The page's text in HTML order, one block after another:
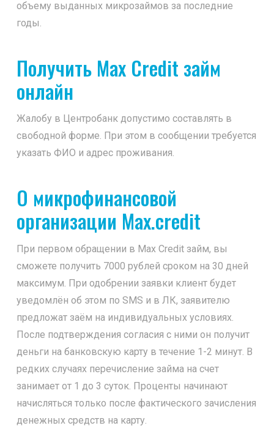
объему выданных микрозаймов за последние
годы.
Получить Max Credit займ
онлайн
Жалобу в Центробанк допустимо составлять в
свободной форме. При этом в сообщении требуется
указать ФИО и адрес проживания.
О микрофинансовой
организации Max.credit
При первом обращении в Max Credit займ, вы
сможете получить 7000 рублей сроком на 30 дней
максимум. При одобрении заявки клиент будет
уведомлён об этом по SMS и в ЛК, заявителю
предложат заём на индивидуальных условиях.
После подтверждения согласия с ними он получит
деньги на банковскую карту в течение 1-2 минут. В
редких случаях перечисление займа на счет
занимает от 1 до 3 суток. Проценты начинают
начисляться только после фактического зачисления
денежных средств на карту.